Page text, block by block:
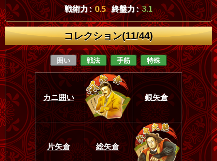
戦術力 : 0.5 終盤力 : 3.1
コレクション(11/44)
囲い 戦法 手筋 特殊
カニ囲い 銀矢倉
片矢倉 総矢倉